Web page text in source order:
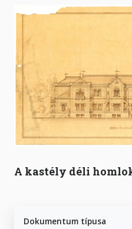
A kastély déli
Dokumentum típusa